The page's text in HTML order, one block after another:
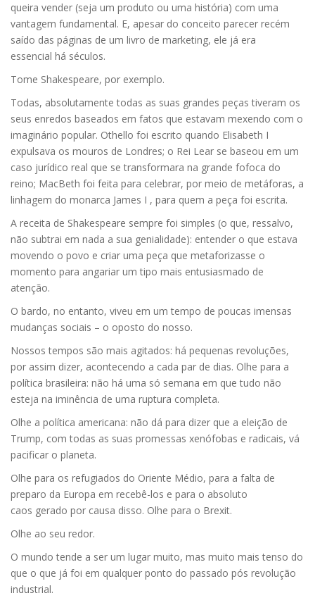
queira vender (seja um produto ou uma história) com uma
vantagem fundamental. E, apesar do conceito parecer recém
saído das páginas de um livro de marketing, ele já era
essencial há séculos.
Tome Shakespeare, por exemplo.
Todas, absolutamente todas as suas grandes peças tiveram os
seus enredos baseados em fatos que estavam mexendo com o
imaginário popular. Othello foi escrito quando Elisabeth I
expulsava os mouros de Londres; o Rei Lear se baseou em um
caso jurídico real que se transformara na grande fofoca do
reino; MacBeth foi feita para celebrar, por meio de metáforas, a
linhagem do monarca James I , para quem a peça foi escrita.
A receita de Shakespeare sempre foi simples (o que, ressalvo,
não subtrai em nada a sua genialidade): entender o que estava
movendo o povo e criar uma peça que metaforizasse o
momento para angariar um tipo mais entusiasmado de
atenção.
O bardo, no entanto, viveu em um tempo de poucas imensas
mudanças sociais – o oposto do nosso.
Nossos tempos são mais agitados: há pequenas revoluções,
por assim dizer, acontecendo a cada par de dias. Olhe para a
política brasileira: não há uma só semana em que tudo não
esteja na iminência de uma ruptura completa.
Olhe a política americana: não dá para dizer que a eleição de
Trump, com todas as suas promessas xenófobas e radicais, vá
pacificar o planeta.
Olhe para os refugiados do Oriente Médio, para a falta de
preparo da Europa em recebê-los e para o absoluto
caos gerado por causa disso. Olhe para o Brexit.
Olhe ao seu redor.
O mundo tende a ser um lugar muito, mas muito mais tenso do
que o que já foi em qualquer ponto do passado pós revolução
industrial.